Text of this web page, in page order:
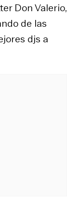
Don Valerio,
de las
djs a